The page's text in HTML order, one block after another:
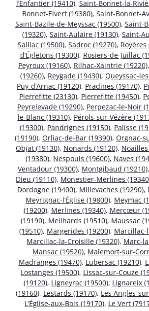
l’Enfantier (19410), Saint-Bonnet-la-
Bonnet-Elvert (19380), Saint-Bonnet-
Saint-Bazile-de-Meyssac (19500), Saint-
(19320), Saint-Aulaire (19130), Saint-
Saillac (19500), Sadroc (19270), Royères
d’Égletons (19300), Rosiers-de-Juillac
Peyroux (19160), Rilhac-Xaintrie (19220),
(19260), Reygade (19430), Queyssac-
Puy-d’Arnac (19120), Pradines (19170),
Pierrefitte (23130), Pierrefitte (19450),
Peyrelevade (19290), Perpezac-le-Noir
le-Blanc (19310), Pérols-sur-Vézère
(19300), Pandrignes (19150), Palisse
(19190), Orliac-de-Bar (19390), Orgnac-
Objat (19130), Nonards (19120),
(19380), Nespouls (19600), Naves
Ventadour (19300), Montgibaud (19210),
Dieu (19110), Monestier-Merlines
Dordogne (19400), Millevaches (19290),
Meyrignac-l’Église (19800), Meymac
(19200), Merlines (19340), Mercœur
(19190), Meilhards (19510), Maussac
(19510), Margerides (19200), Marcillac-
Marcillac-la-Croisille (19320), Marc-
Mansac (19520), Malemort-sur-
Madranges (19470), Lubersac (19210),
Lostanges (19500), Lissac-sur-Couze
(19120), Ligneyrac (19500), Lignareix
(19160), Lestards (19170), Les Angles-
L’Église-aux-Bois (19170), Le Vert